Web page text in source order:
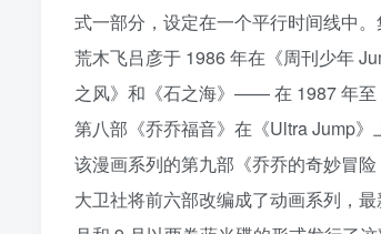
式一部分，设定在一个平行时间线中
荒木飞吕彦于 1986 年在《周刊少年
之风》和《石之海》—— 在 1987 年至
第八部《乔乔福音》在《Ultra Jump》
该漫画系列的第九部《乔乔的奇妙冒
大卫社将前六部改编成了动画系列，